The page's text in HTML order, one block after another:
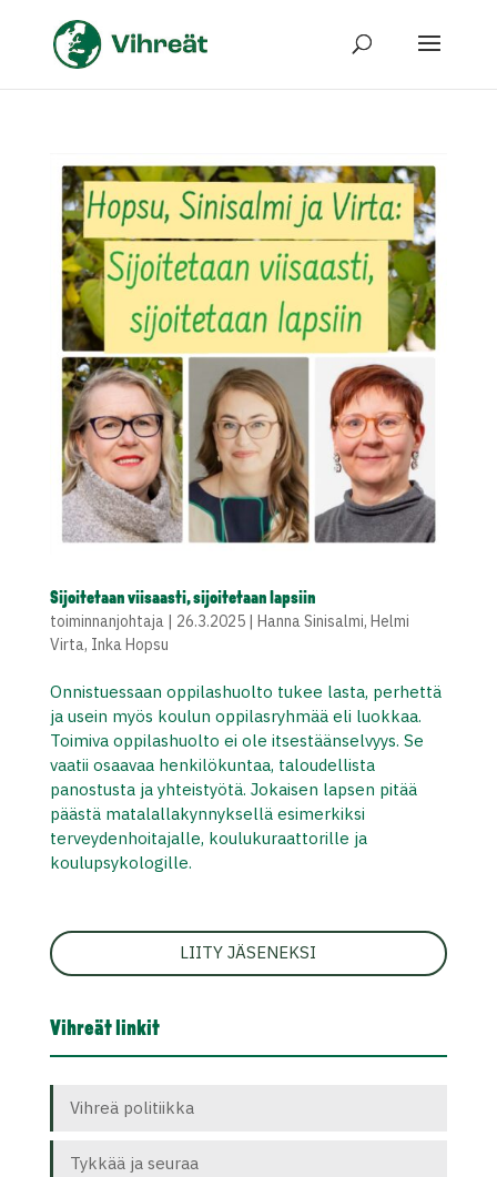
Sijoitetaan viisaasti, sijoitetaan lapsiin
toiminnanjohtaja| 26.3.2025| Hanna Sinisalmi, Helmi
Virta, Inka Hopsu
Onnistuessaan oppilashuolto tukee lasta, perhettä
ja usein myös koulun oppilasryhmää eli luokkaa.
Toimiva oppilashuolto ei ole itsestäänselvyys. Se
vaatii osaavaa henkilökuntaa, taloudellista
panostusta ja yhteistyötä. Jokaisen lapsen pitää
päästä matalallakynnyksellä esimerkiksi
terveydenhoitajalle, koulukuraattorille ja
koulupsykologille.
LIITY JÄSENEKSI
Vihreät linkit
Vihreä politiikka
Tykkää ja seuraa